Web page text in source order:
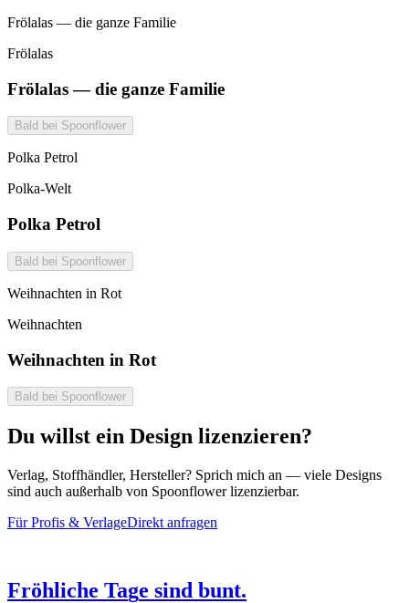
Frölalas — die ganze Familie
Frölalas
Frölalas — die ganze Familie
Bald bei Spoonflower
Polka Petrol
Polka-Welt
Polka Petrol
Bald bei Spoonflower
Weihnachten in Rot
Weihnachten
Weihnachten in Rot
Bald bei Spoonflower
Du willst ein Design lizenzieren?
Verlag, Stoffhändler, Hersteller? Sprich mich an — viele Designs
sind auch außerhalb von Spoonflower lizenzierbar.
Für Profis & VerlageDirekt anfragen
Fröhliche Tage sind bunt.